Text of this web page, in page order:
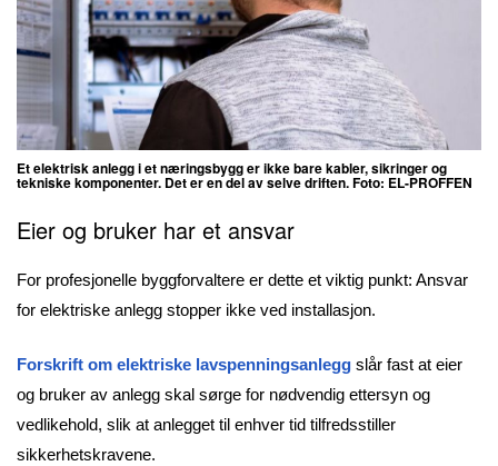
Et elektrisk anlegg i et næringsbygg er ikke bare kabler, sikringer og
tekniske komponenter. Det er en del av selve driften. Foto: EL-PROFFEN
Eier og bruker har et ansvar
For profesjonelle byggforvaltere er dette et viktig punkt: Ansvar
for elektriske anlegg stopper ikke ved installasjon.
Forskrift om elektriske lavspenningsanlegg slår fast at eier
og bruker av anlegg skal sørge for nødvendig ettersyn og
vedlikehold, slik at anlegget til enhver tid tilfredsstiller
sikkerhetskravene.